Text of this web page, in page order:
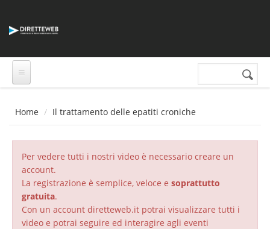
Form di
Cerca nel sito
Home Il trattamento delle epatiti croniche
Per vedere tutti i nostri video è necessario creare un
account.
La registrazione è semplice, veloce e soprattutto
gratuita.
Con un account diretteweb.it potrai visualizzare tutti i
video e potrai seguire ed interagire agli eventi